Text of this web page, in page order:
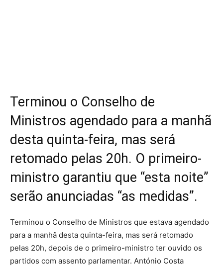
Terminou o Conselho de
Ministros agendado para a manhã
desta quinta-feira, mas será
retomado pelas 20h. O primeiro-
ministro garantiu que “esta noite”
serão anunciadas “as medidas”.
Terminou o Conselho de Ministros que estava agendado
para a manhã desta quinta-feira, mas será retomado
pelas 20h, depois de o primeiro-ministro ter ouvido os
partidos com assento parlamentar. António Costa